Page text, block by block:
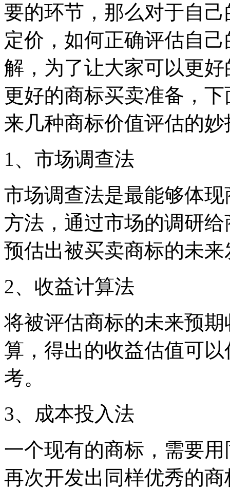
要的环节，那么对于自
定价，如何正确评估自
解，为了让大家可以更
更好的商标买卖准备，下
来几种商标价值评估的
1、市场调查法
市场调查法是最能够体
方法，通过市场的调研
预估出被买卖商标的未
2、收益计算法
将被评估商标的未来预
算，得出的收益估值可
考。
3、成本投入法
一个现有的商标，需要
再次开发出同样优秀的